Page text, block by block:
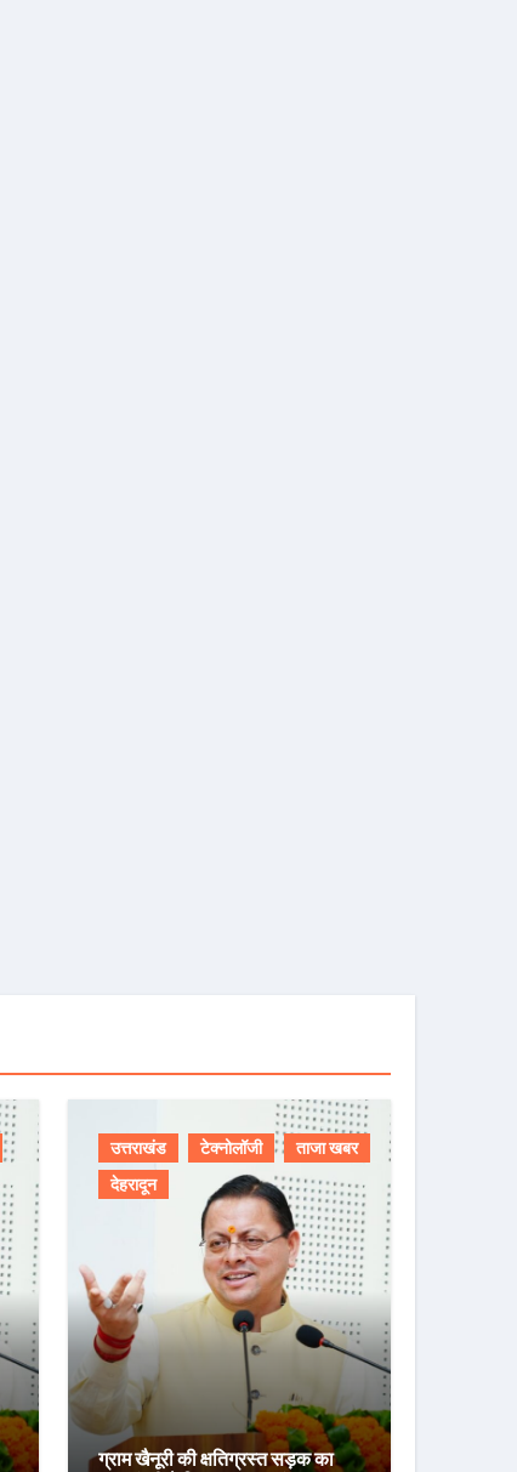
उत्तराखंड टेक्नोलॉजी
ताजा खबर
देहरादून
ग्राम खैनूरी की क्षतिग्रस्त सड़क का